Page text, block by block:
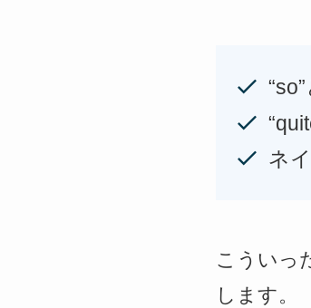
ネ
こういっ
します。